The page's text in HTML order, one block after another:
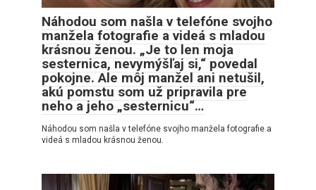
Náhodou som našla v telefóne svojho
manžela fotografie a videá s mladou
krásnou ženou. „Je to len moja
sesternica, nevymýšľaj si,“ povedal
pokojne. Ale môj manžel ani netušil,
akú pomstu som už pripravila pre
neho a jeho „sesternicu“…
Náhodou som našla v telefóne svojho manžela fotografie a
videá s mladou krásnou ženou.